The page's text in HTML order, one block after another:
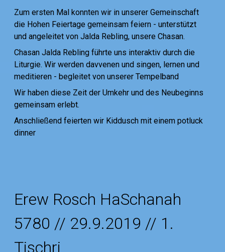
Zum ersten Mal konnten wir in unserer Gemeinschaft
die Hohen Feiertage gemeinsam feiern - unterstützt
und angeleitet von Jalda Rebling, unsere Chasan.
Chasan Jalda Rebling führte uns interaktiv durch die
Liturgie. Wir werden davvenen und singen, lernen und
meditieren - begleitet von unserer Tempelband
Wir haben diese Zeit der Umkehr und des Neubeginns
gemeinsam erlebt.
Anschließend feierten wir Kiddusch mit einem potluck
dinner
Erew Rosch HaSchanah
5780 // 29.9.2019 // 1.
Tischri